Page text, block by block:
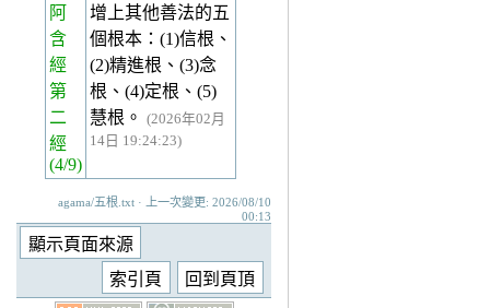
阿
含
經
第
二
經
(4/9)
增上其他善法的五
個根本：(1)信根、
(2)精進根、(3)念
根、(4)定根、(5)
慧根。
(2026年02月
14日 19:24:23)
agama/五根.txt · 上一次變更: 2026/08/10
00:13